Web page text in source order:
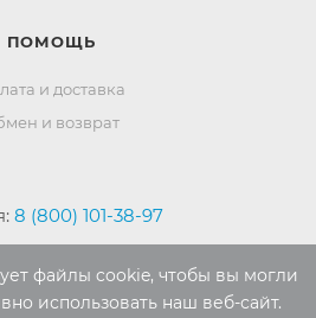
ПОМОЩЬ
и доставка
и возврат
8 (800) 101-38-97
8 (495) 196-00-06
info@mr-kover.ru
файлы cookie, чтобы вы могли
использовать наш веб-сайт.